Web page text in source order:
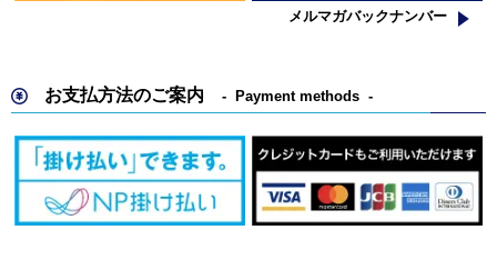
メルマガバックナンバー
お支払方法のご案内 Payment methods